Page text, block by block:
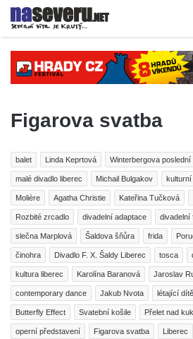
Figarova svatba
balet Linda Keprtová Winterbergova poslední
malé divadlo liberec Michail Bulgakov
Molière Agatha Christie Kateřina Tučková
Rozbité zrcadlo divadelní adaptace divadelní
slečna Marplová Šaldova šňůra frida
činohra Divadlo F. X. Šaldy Liberec tosca
kultura liberec Karolína Baranová Jaroslav
contemporary dance Jakub Nvota létající dítě
Butterfly Effect Svatební košile Přelet nad
operní představení Figarova svatba Liberec